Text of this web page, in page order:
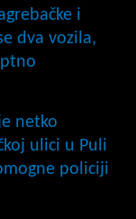
i
dva vozila,
netko
ulici u Puli
policiji